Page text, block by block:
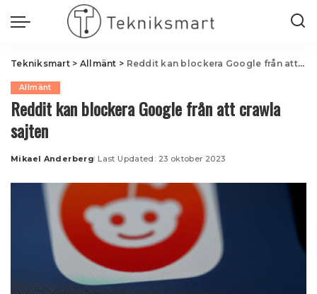
Tekniksmart> Allmänt > Reddit kan blockera Google från att crawla sajten
Allmänt
Reddit kan blockera Google från att crawla
sajten
Posted
Mikael Anderberg Last Updated: 23 oktober 2023